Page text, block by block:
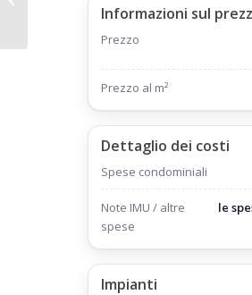
Informazioni sul
Prezzo
Prezzo al m²
Dettaglio dei costi
Spese condominiali
Note IMU / altre
spese
le
Impianti
Abetone Mq 45 Piano